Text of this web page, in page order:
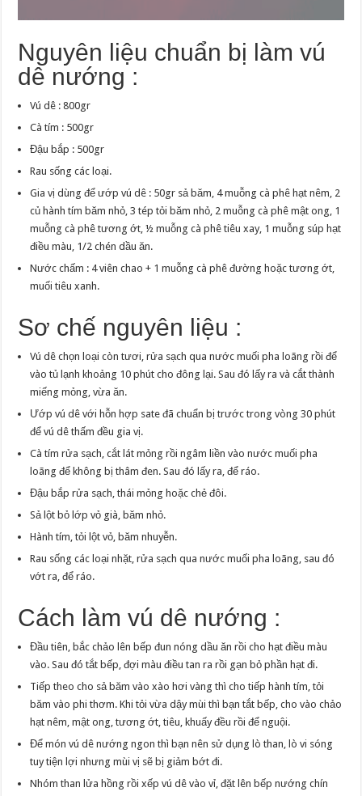
Nguyên liệu chuẩn bị làm vú
dê nướng :
Vú dê : 800gr
Cà tím : 500gr
Đậu bắp : 500gr
Rau sống các loại.
Gia vị dùng để ướp vú dê : 50gr sả băm, 4 muỗng cà phê hạt nêm, 2
củ hành tím băm nhỏ, 3 tép tỏi băm nhỏ, 2 muỗng cà phê mật ong, 1
muỗng cà phê tương ớt, ½ muỗng cà phê tiêu xay, 1 muỗng súp hạt
điều màu, 1/2 chén dầu ăn.
Nước chấm : 4 viên chao + 1 muỗng cà phê đường hoặc tương ớt,
muối tiêu xanh.
Sơ chế nguyên liệu :
Vú dê chọn loại còn tươi, rửa sạch qua nước muối pha loãng rồi để
vào tủ lạnh khoảng 10 phút cho đông lại. Sau đó lấy ra và cắt thành
miếng mỏng, vừa ăn.
Ướp vú dê với hỗn hợp sate đã chuẩn bị trước trong vòng 30 phút
để vú dê thấm đều gia vị.
Cà tím rửa sạch, cắt lát mỏng rồi ngâm liền vào nước muối pha
loãng để không bị thâm đen. Sau đó lấy ra, để ráo.
Đậu bắp rửa sạch, thái mỏng hoặc chẻ đôi.
Sả lột bỏ lớp vỏ già, băm nhỏ.
Hành tím, tỏi lột vỏ, băm nhuyễn.
Rau sống các loại nhặt, rửa sạch qua nước muối pha loãng, sau đó
vớt ra, để ráo.
Cách làm vú dê nướng :
Đầu tiên, bắc chảo lên bếp đun nóng dầu ăn rồi cho hạt điều màu
vào. Sau đó tắt bếp, đợi màu điều tan ra rồi gạn bỏ phần hạt đi.
Tiếp theo cho sả băm vào xào hơi vàng thì cho tiếp hành tím, tỏi
băm vào phi thơm. Khi tỏi vừa dậy mùi thì bạn tắt bếp, cho vào chảo
hạt nêm, mật ong, tương ớt, tiêu, khuấy đều rồi để nguội.
Để món vú dê nướng ngon thì bạn nên sử dụng lò than, lò vi sóng
tuy tiện lợi nhưng mùi vị sẽ bị giảm bớt đi.
Nhóm than lửa hồng rồi xếp vú dê vào vỉ, đặt lên bếp nướng chín